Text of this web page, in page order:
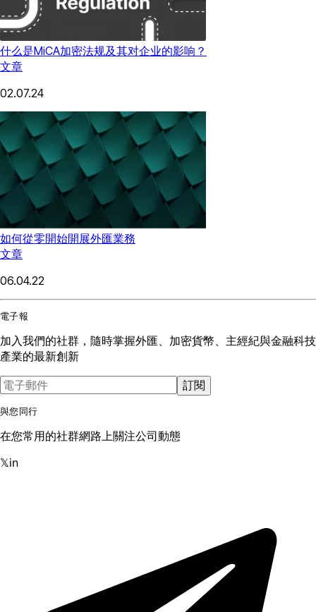
什么是MiCA加密法规及其对企业的影响？
文章
02.07.24
如何從零開始開展外匯業務
文章
06.04.22
電子報
加入我們的社群，隨時掌握外匯、加密貨幣、主經紀與金融科技
產業的最新創新
訂閱
與您同行
在您常用的社群網路上關注公司動態
𝕏in